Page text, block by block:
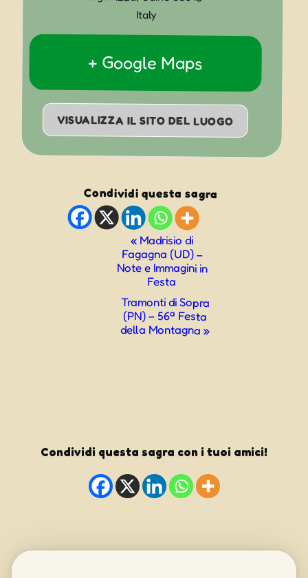
Italy
+ Google Maps
VISUALIZZA IL SITO DEL LUOGO
Condividi questa sagra
« Madrisio di
Fagagna (UD) –
Note e Immagini in
Festa
Tramonti di Sopra
(PN) – 56ª Festa
della Montagna »
Condividi questa sagra con i tuoi amici!